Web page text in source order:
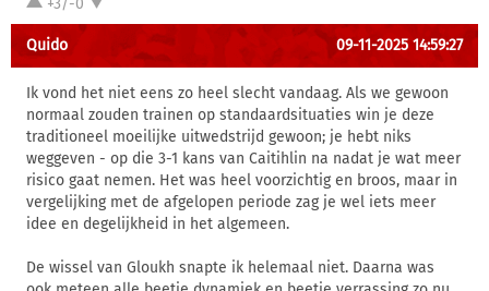
Quido 09-11-2025 14:59:27
Ik vond het niet eens zo heel slecht vandaag. Als we gewoon
normaal zouden trainen op standaardsituaties win je deze
traditioneel moeilijke uitwedstrijd gewoon; je hebt niks
weggeven - op die 3-1 kans van Caitihlin na nadat je wat meer
risico gaat nemen. Het was heel voorzichtig en broos, maar in
vergelijking met de afgelopen periode zag je wel iets meer
idee en degelijkheid in het algemeen.
De wissel van Gloukh snapte ik helemaal niet. Daarna was